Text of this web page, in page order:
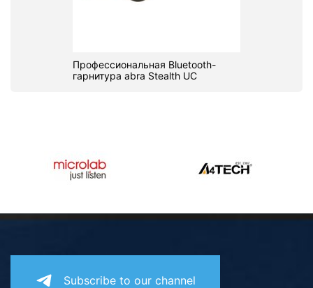
Профессиональная Bluetooth-
гарнитура abra Stealth UC
Subscribe to our channel